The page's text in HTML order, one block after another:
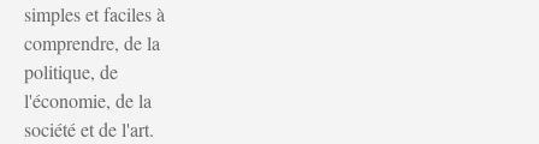
simples et faciles à
comprendre, de la
politique, de
l'économie, de la
société et de l'art.